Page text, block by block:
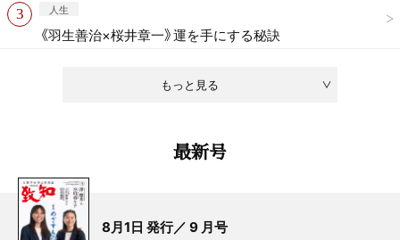
もっと見る
人生
《羽生善治×桜井章一》運を手にする秘訣
最新号
8月1日 発行／ 9 月号